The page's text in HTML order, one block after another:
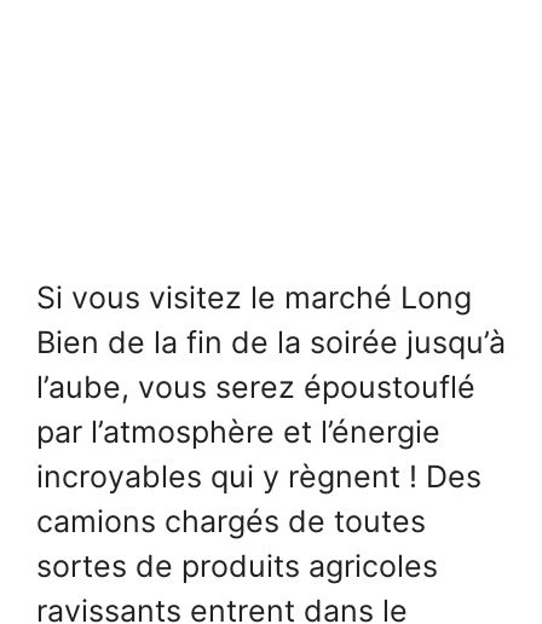
Si vous visitez le marché Long
Bien de la fin de la soirée jusqu’à
l’aube, vous serez époustouflé
par l’atmosphère et l’énergie
incroyables qui y règnent ! Des
camions chargés de toutes
sortes de produits agricoles
ravissants entrent dans le